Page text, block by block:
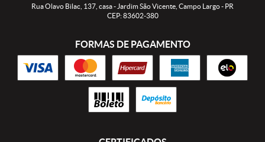
Rua Olavo Bilac, 137, casa- Jardim São Vicente, Campo Largo- PR
CEP: 83602-380
FORMAS DE PAGAMENTO